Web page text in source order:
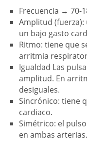
Frecuencia → 70-
Amplitud
un bajo gasto
Ritmo: tiene que
arritmia
Igualdad Las
amplitud. En
desiguales.
Sincrónico: tiene
cardiaco.
Simétrico: el
en ambas arterias.